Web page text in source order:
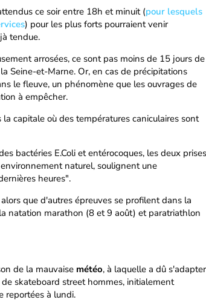
ce soir entre 18h et minuit (pour lesquels
) pour les plus forts pourraient venir
tendue.
arrosées, ce sont pas moins de 15 jours de
Seine-et-Marne. Or, en cas de précipitations
le fleuve, un phénomène que les ouvrages de
à empêcher.
capitale où des températures caniculaires sont
bactéries E.Coli et entérocoques, les deux prises
naturel, soulignent une
heures".
que d'autres épreuves se profilent dans la
natation marathon (8 et 9 août) et paratriathlon
de la mauvaise météo, à laquelle a dû s'adapter
skateboard street hommes, initialement
reportées à lundi.